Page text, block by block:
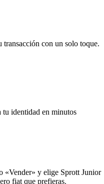
con un solo toque.
identidad en minutos
«Vender» y elige Sprott Junior
fiat que prefieras.